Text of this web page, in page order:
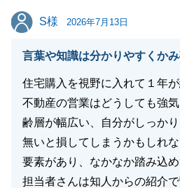
S様
S様 2026年7月13日
言葉や知識は分かりやすくか
住宅購入を視野に入れて１年
不動産の営業はどうしても強
齢層が幅広い、自分がしっか
無いと損してしまうかもしれ
要素があり、なかなか踏み込め
担当者さんは知人からの紹介